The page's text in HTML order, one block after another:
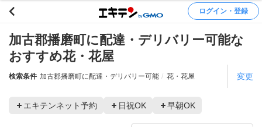
ログイン・登録
加古郡播磨町に配達・デリバリー可能な
おすすめ花・花屋
検索条件 加古郡播磨町に配達・デリバリー可能 花・花屋 変更
エキテンネット予約 日祝OK 早朝OK